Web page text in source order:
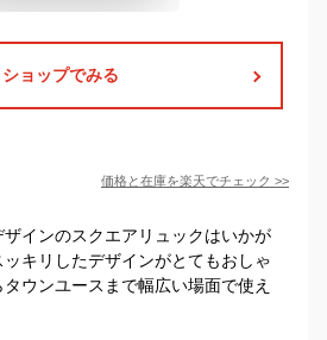
ショップでみる
価格と在庫を楽天でチェック >>
インのスクエアリュックはいかが
キリしたデザインがとてもおしゃ
ウンユースまで幅広い場面で使え